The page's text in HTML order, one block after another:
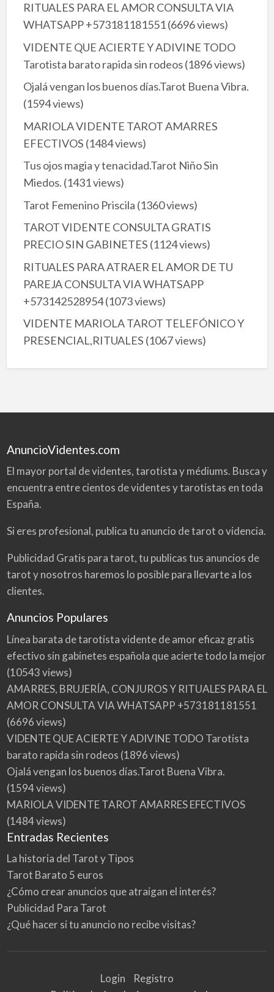
RITUALES PARA EL AMOR CONSULTA VIA
WHATSAPP +573181181551(6696 views)
VIDENTE QUE ACIERTE Y ADIVINE TODO
Tarotista barato rapida sin rodeos(1896 views)
Ojalá vengan los buenos días.Tarot Buena Vibra.
(1594 views)
MARIOLA VIDENTE TAROT AMARRES
EFECTIVOS (1484 views)
Tus ojos magia y tenacidad.Tarot Niño Sin
Miedos. (1431 views)
Tarot Femenino Priscila (1360 views)
TAROT VIDENTE CONSULTA GRATIS
PRECIO SIN GABINETES (1124 views)
RITUALES PARA ATRAER EL AMOR DE TU
PAREJA CONSULTA VIA WHATSAPP
+573142528954(1073 views)
VIDENTE MARIOLA TAROT TELEFÓNICO Y
PRESENCIAL,RITUALES (1067 views)
AnuncioVidentes.com
El mayor portal de videntes, tarotista y médiums. Busca y
encuentra entre cientos de videntes y tarotistas en toda
España.
Si eres profesional, publica tu anuncio de tarot o videncia.
Publicidad Gratis para tarot, tu publicas tus anuncios de
tarot y nosotros haremos lo posible para llevarte a los
clientes.
Anuncios Populares
Línea barata de tarotista vidente de amor eficaz gratis
efectivo sin gabinetes española que acierte todo la mejor
(10543 views)
AMARRES, BRUJERÍA, CONJUROS Y RITUALES PARA EL
AMOR CONSULTA VIA WHATSAPP +573181181551
(6696 views)
VIDENTE QUE ACIERTE Y ADIVINE TODO Tarotista
barato rapida sin rodeos (1896 views)
Ojalá vengan los buenos días.Tarot Buena Vibra.
(1594 views)
MARIOLA VIDENTE TAROT AMARRES EFECTIVOS
(1484 views)
Entradas Recientes
La historia del Tarot y Tipos
Tarot Barato 5 euros
¿Cómo crear anuncios que atraigan el interés?
Publicidad Para Tarot
¿Qué hacer si tu anuncio no recibe visitas?
Login
Registro